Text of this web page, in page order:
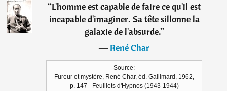
“L'homme est capable de faire ce qu'il est
incapable d'imaginer. Sa tête sillonne la
galaxie de l'absurde.”
―René Char
Source:
Fureur et mystère, René Char, éd. Gallimard, 1962,
p. 147 - Feuillets d'Hypnos (1943-1944)